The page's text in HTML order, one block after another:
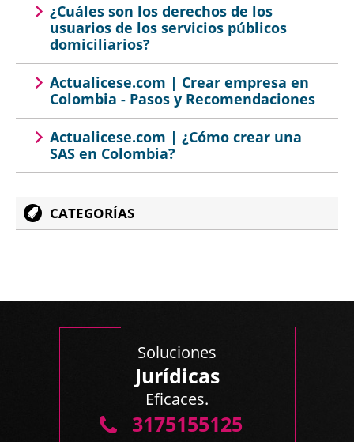
¿Cuáles son los derechos de los
usuarios de los servicios públicos
domiciliarios?
Actualicese.com | Crear empresa en
Colombia - Pasos y Recomendaciones
Actualicese.com | ¿Cómo crear una
SAS en Colombia?
CATEGORÍAS
Soluciones
Jurídicas
Eficaces.
3175155125